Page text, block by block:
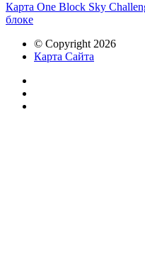
Карта One Block Sky
блоке
© Copyright 2026
Карта Сайта